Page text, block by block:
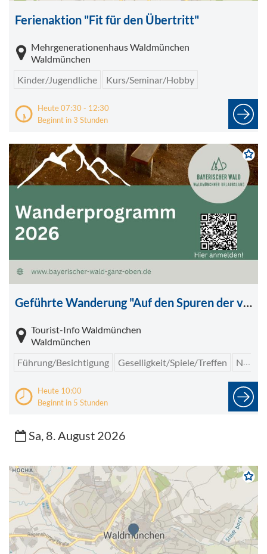
Ferienaktion "Fit für den Übertritt"
Mehrgenerationenhaus Waldmünchen
Waldmünchen
Kinder/Jugendliche
Kurs/Seminar/Hobby
Heute 07:30 - 12:30
Beginnt in 3 Stunden
Geführte Wanderung "Auf den Spuren der verschwundenen Dörfer "
Tourist-Info Waldmünchen
Waldmünchen
Führung/Besichtigung
Geselligkeit/Spiele/Treffen Naturführungen
Heute 10:00
Beginnt in 5 Stunden
Sa, 8. August 2026